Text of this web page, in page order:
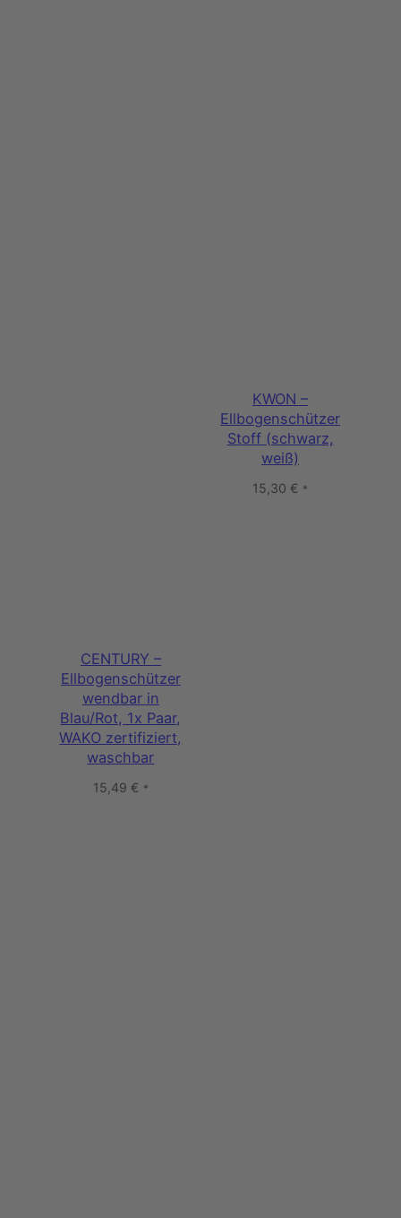
CENTURY –
Ellbogenschützer
wendbar in
Blau/Rot, 1x Paar,
WAKO zertifiziert,
waschbar
15,49 € *
KWON –
Ellbogenschützer
Stoff (schwarz,
weiß)
15,30 € *